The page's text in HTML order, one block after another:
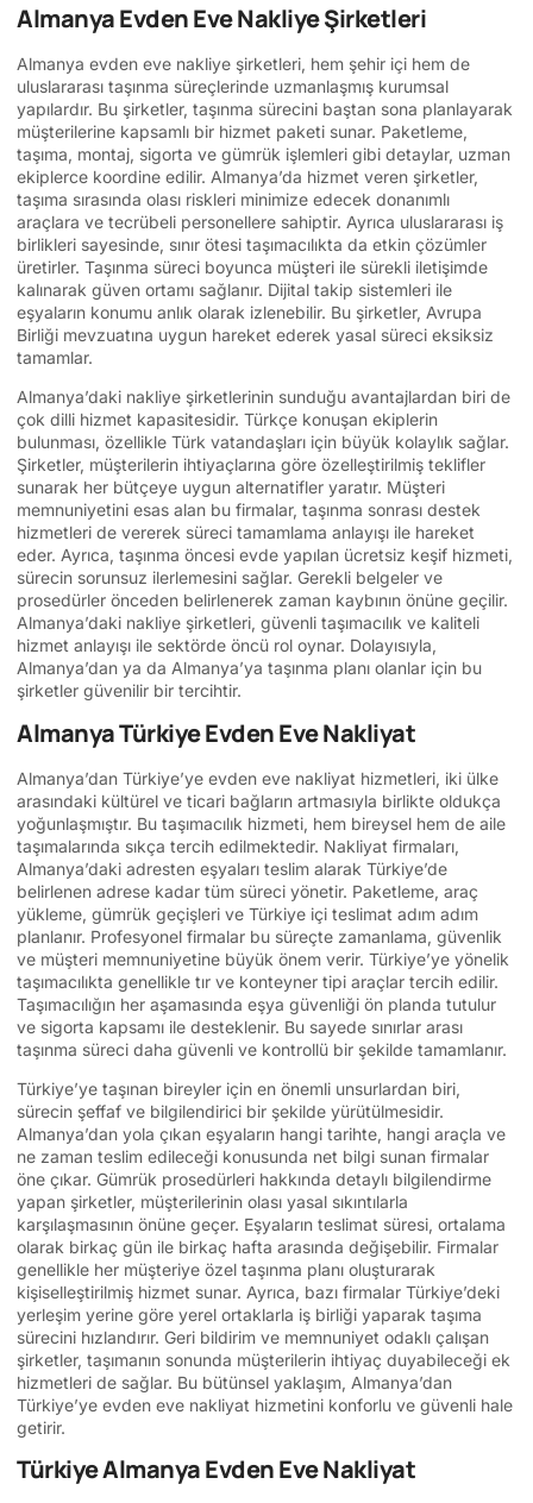
Almanya Evden Eve Nakliye Şirketleri
Almanya evden eve nakliye şirketleri, hem şehir içi hem de
uluslararası taşınma süreçlerinde uzmanlaşmış kurumsal
yapılardır. Bu şirketler, taşınma sürecini baştan sona planlayarak
müşterilerine kapsamlı bir hizmet paketi sunar. Paketleme,
taşıma, montaj, sigorta ve gümrük işlemleri gibi detaylar, uzman
ekiplerce koordine edilir. Almanya’da hizmet veren şirketler,
taşıma sırasında olası riskleri minimize edecek donanımlı
araçlara ve tecrübeli personellere sahiptir. Ayrıca uluslararası iş
birlikleri sayesinde, sınır ötesi taşımacılıkta da etkin çözümler
üretirler. Taşınma süreci boyunca müşteri ile sürekli iletişimde
kalınarak güven ortamı sağlanır. Dijital takip sistemleri ile
eşyaların konumu anlık olarak izlenebilir. Bu şirketler, Avrupa
Birliği mevzuatına uygun hareket ederek yasal süreci eksiksiz
tamamlar.
Almanya’daki nakliye şirketlerinin sunduğu avantajlardan biri de
çok dilli hizmet kapasitesidir. Türkçe konuşan ekiplerin
bulunması, özellikle Türk vatandaşları için büyük kolaylık sağlar.
Şirketler, müşterilerin ihtiyaçlarına göre özelleştirilmiş teklifler
sunarak her bütçeye uygun alternatifler yaratır. Müşteri
memnuniyetini esas alan bu firmalar, taşınma sonrası destek
hizmetleri de vererek süreci tamamlama anlayışı ile hareket
eder. Ayrıca, taşınma öncesi evde yapılan ücretsiz keşif hizmeti,
sürecin sorunsuz ilerlemesini sağlar. Gerekli belgeler ve
prosedürler önceden belirlenerek zaman kaybının önüne geçilir.
Almanya’daki nakliye şirketleri, güvenli taşımacılık ve kaliteli
hizmet anlayışı ile sektörde öncü rol oynar. Dolayısıyla,
Almanya’dan ya da Almanya’ya taşınma planı olanlar için bu
şirketler güvenilir bir tercihtir.
Almanya Türkiye Evden Eve Nakliyat
Almanya’dan Türkiye’ye evden eve nakliyat hizmetleri, iki ülke
arasındaki kültürel ve ticari bağların artmasıyla birlikte oldukça
yoğunlaşmıştır. Bu taşımacılık hizmeti, hem bireysel hem de aile
taşımalarında sıkça tercih edilmektedir. Nakliyat firmaları,
Almanya’daki adresten eşyaları teslim alarak Türkiye’de
belirlenen adrese kadar tüm süreci yönetir. Paketleme, araç
yükleme, gümrük geçişleri ve Türkiye içi teslimat adım adım
planlanır. Profesyonel firmalar bu süreçte zamanlama, güvenlik
ve müşteri memnuniyetine büyük önem verir. Türkiye’ye yönelik
taşımacılıkta genellikle tır ve konteyner tipi araçlar tercih edilir.
Taşımacılığın her aşamasında eşya güvenliği ön planda tutulur
ve sigorta kapsamı ile desteklenir. Bu sayede sınırlar arası
taşınma süreci daha güvenli ve kontrollü bir şekilde tamamlanır.
Türkiye’ye taşınan bireyler için en önemli unsurlardan biri,
sürecin şeffaf ve bilgilendirici bir şekilde yürütülmesidir.
Almanya’dan yola çıkan eşyaların hangi tarihte, hangi araçla ve
ne zaman teslim edileceği konusunda net bilgi sunan firmalar
öne çıkar. Gümrük prosedürleri hakkında detaylı bilgilendirme
yapan şirketler, müşterilerinin olası yasal sıkıntılarla
karşılaşmasının önüne geçer. Eşyaların teslimat süresi, ortalama
olarak birkaç gün ile birkaç hafta arasında değişebilir. Firmalar
genellikle her müşteriye özel taşınma planı oluşturarak
kişiselleştirilmiş hizmet sunar. Ayrıca, bazı firmalar Türkiye’deki
yerleşim yerine göre yerel ortaklarla iş birliği yaparak taşıma
sürecini hızlandırır. Geri bildirim ve memnuniyet odaklı çalışan
şirketler, taşımanın sonunda müşterilerin ihtiyaç duyabileceği ek
hizmetleri de sağlar. Bu bütünsel yaklaşım, Almanya’dan
Türkiye’ye evden eve nakliyat hizmetini konforlu ve güvenli hale
getirir.
Türkiye Almanya Evden Eve Nakliyat